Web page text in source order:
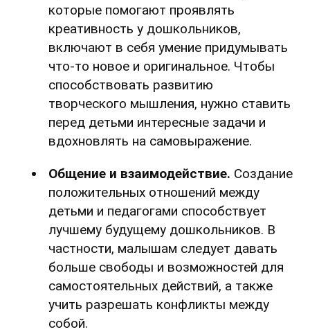
которые помогают проявлять
креативность у дошкольников,
включают в себя умение придумывать
что-то новое и оригинальное. Чтобы
способствовать развитию
творческого мышления, нужно ставить
перед детьми интересные задачи и
вдохновлять на самовыражение.
Общение и взаимодействие. Создание
положительных отношений между
детьми и педагогами способствует
лучшему будущему дошкольников. В
частности, малышам следует давать
больше свободы и возможностей для
самостоятельных действий, а также
учить разрешать конфликты между
собой.